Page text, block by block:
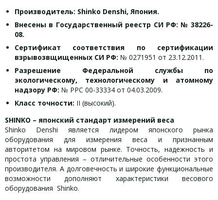
Производитель: Shinko Denshi, Япония.
Внесены в Государственный реестр СИ РФ: № 38226-
08.
Сертификат соответствия по сертификации
взрывозвщищенных СИ РФ: № 0271951 от 23.12.2011.
Разрешение Федеральной службы по
экологическому, технологическому и атомному
надзору РФ: № РРС 00-33334 от 04.03.2009.
Класс точности: II (высокий).
SHINKO – японский стандарт измерений веса
Shinko Denshi является лидером японского рынка
оборудования для измерения веса и признанным
авторитетом на мировом рынке. Точность, надежность и
простота управления – отличительные особенности этого
производителя. А долговечность и широкие функциональные
возможности дополняют характеристики весового
оборудования Shinko.